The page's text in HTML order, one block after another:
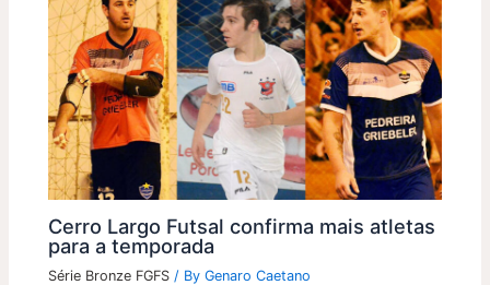
Cerro Largo Futsal confirma mais atletas
para a temporada
Série Bronze FGFS / ByGenaro Caetano